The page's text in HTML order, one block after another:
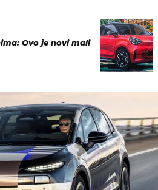
Ovo je novi mali